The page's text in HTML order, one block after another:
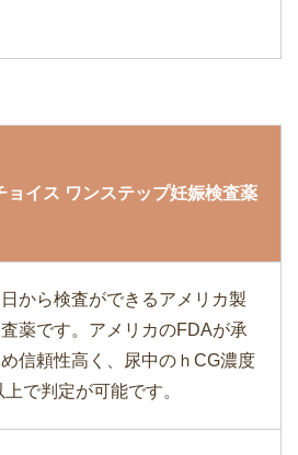
ョイス ワンステップ妊娠検査薬
から検査ができるアメリカ製
薬です。アメリカのFDAが承
信頼性高く、尿中のｈCG濃度
で判定が可能です。